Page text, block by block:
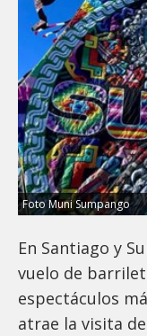
Foto Muni Sumpango
En Santiago y
vuelo de
espectáculos
atrae la visita